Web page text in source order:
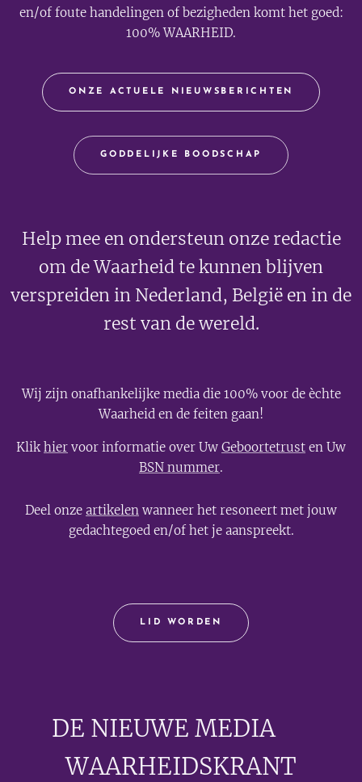
en/of foute handelingen of bezigheden komt het goed:
100% WAARHEID.
ONZE ACTUELE NIEUWSBERICHTEN
GODDELIJKE BOODSCHAP
Help mee en ondersteun onze redactie
om de Waarheid te kunnen blijven
verspreiden in Nederland, België en in de
rest van de wereld.
Wij zijn onafhankelijke media die 100% voor de èchte
Waarheid en de feiten gaan!
Klikhier voor informatie over Uw Geboortetrust en Uw
BSN nummer.
Deel onze artikelen wanneer het resoneert met jouw
gedachtegoed en/of het je aanspreekt.
LID WORDEN
DE NIEUWE MEDIA🟣
WAARHEIDSKRANT